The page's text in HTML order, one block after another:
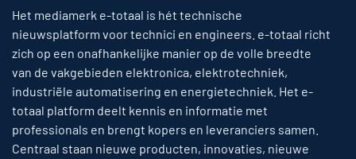
Het mediamerk e-totaal is hét technische
nieuwsplatform voor technici en engineers. e-totaal richt
zich op een onafhankelijke manier op de volle breedte
van de vakgebieden elektronica, elektrotechniek,
industriële automatisering en energietechniek. Het e-
totaal platform deelt kennis en informatie met
professionals en brengt kopers en leveranciers samen.
Centraal staan nieuwe producten, innovaties, nieuwe